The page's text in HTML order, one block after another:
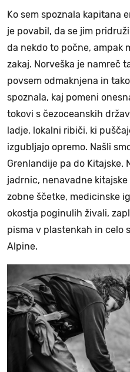
Ko sem spoznala kapitana
je povabil, da se jim
da nekdo to počne, ampak
zakaj. Norveška je namreč
povsem odmaknjena in
spoznala, kaj pomeni
tokovi s čezoceanskih
ladje, lokalni ribiči, ki
izgubljajo opremo. Našli
Grenlandije pa do Kitajske.
jadrnic, nenavadne
zobne ščetke, medicinske
okostja poginulih živali,
pisma v plastenkah in celo
Alpine.